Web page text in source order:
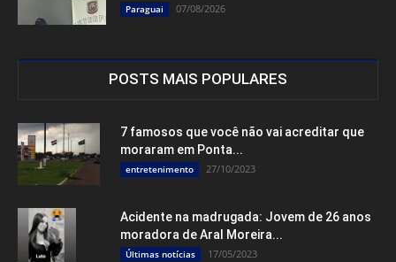
Paraguai 07/08/2026
POSTS MAIS POPULARES
7 famosos que você não vai acreditar que
moraram em Ponta...
entretenimento 27/10/2023
Acidente na madrugada: Jovem de 26 anos
moradora de Aral Moreira...
Últimas notícias 17/05/2023